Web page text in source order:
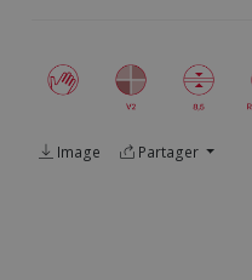
Image Partager